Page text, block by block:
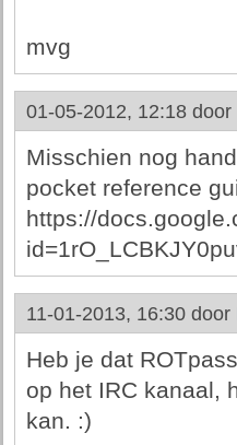
mvg
01-05-2012, 12:18 door
Misschien nog
pocket reference
https://
11-01-2013, 16:30 door
Heb je dat
op het IRC kanaal,
kan. :)